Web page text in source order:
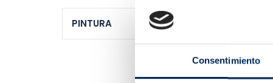
Consentimiento
PINTURA